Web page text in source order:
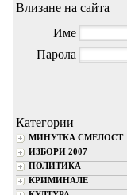
Влизане на сайта
Име
Парола
Категории
МИНУТКА СМЕЛОСТ
ИЗБОРИ 2007
ПОЛИТИКА
КРИМИНАЛЕ